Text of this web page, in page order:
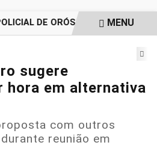
DE ORÓS REGISTRAMENU
sugere
hora em alternativa
com outros
reunião em